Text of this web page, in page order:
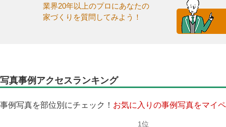
業界20年以上のプロにあなたの
家づくりを質問してみよう！
写真事例アクセスランキング
事例写真を部位別にチェック！ お気に入りの事例写真をマイ